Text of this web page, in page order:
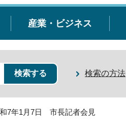
産業・ビジネス
検索の方法
7年1月7日 市長記者会見